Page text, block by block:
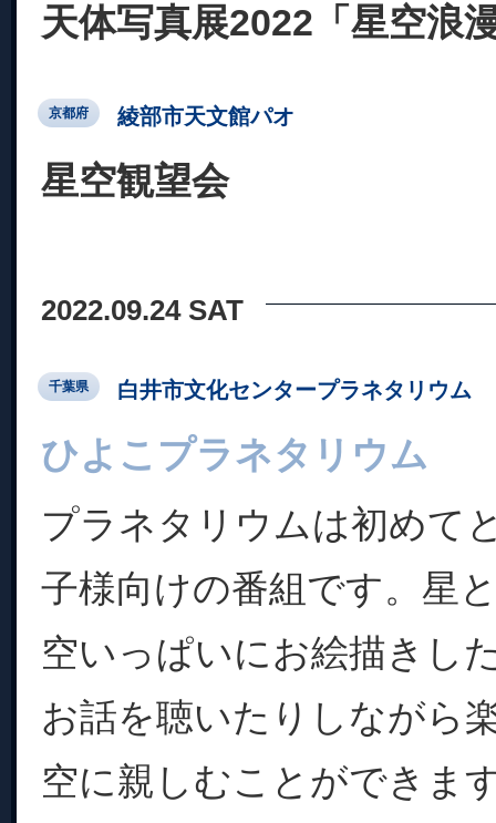
天体写真展2022「星空浪
京都府 綾部市天文館パオ
星空観望会
2022.09.24 SAT
千葉県 白井市文化センタープラネタリウム
ひよこプラネタリウム
プラネタリウムは初めて
子様向けの番組です。星
空いっぱいにお絵描きし
お話を聴いたりしながら
空に親しむことができま